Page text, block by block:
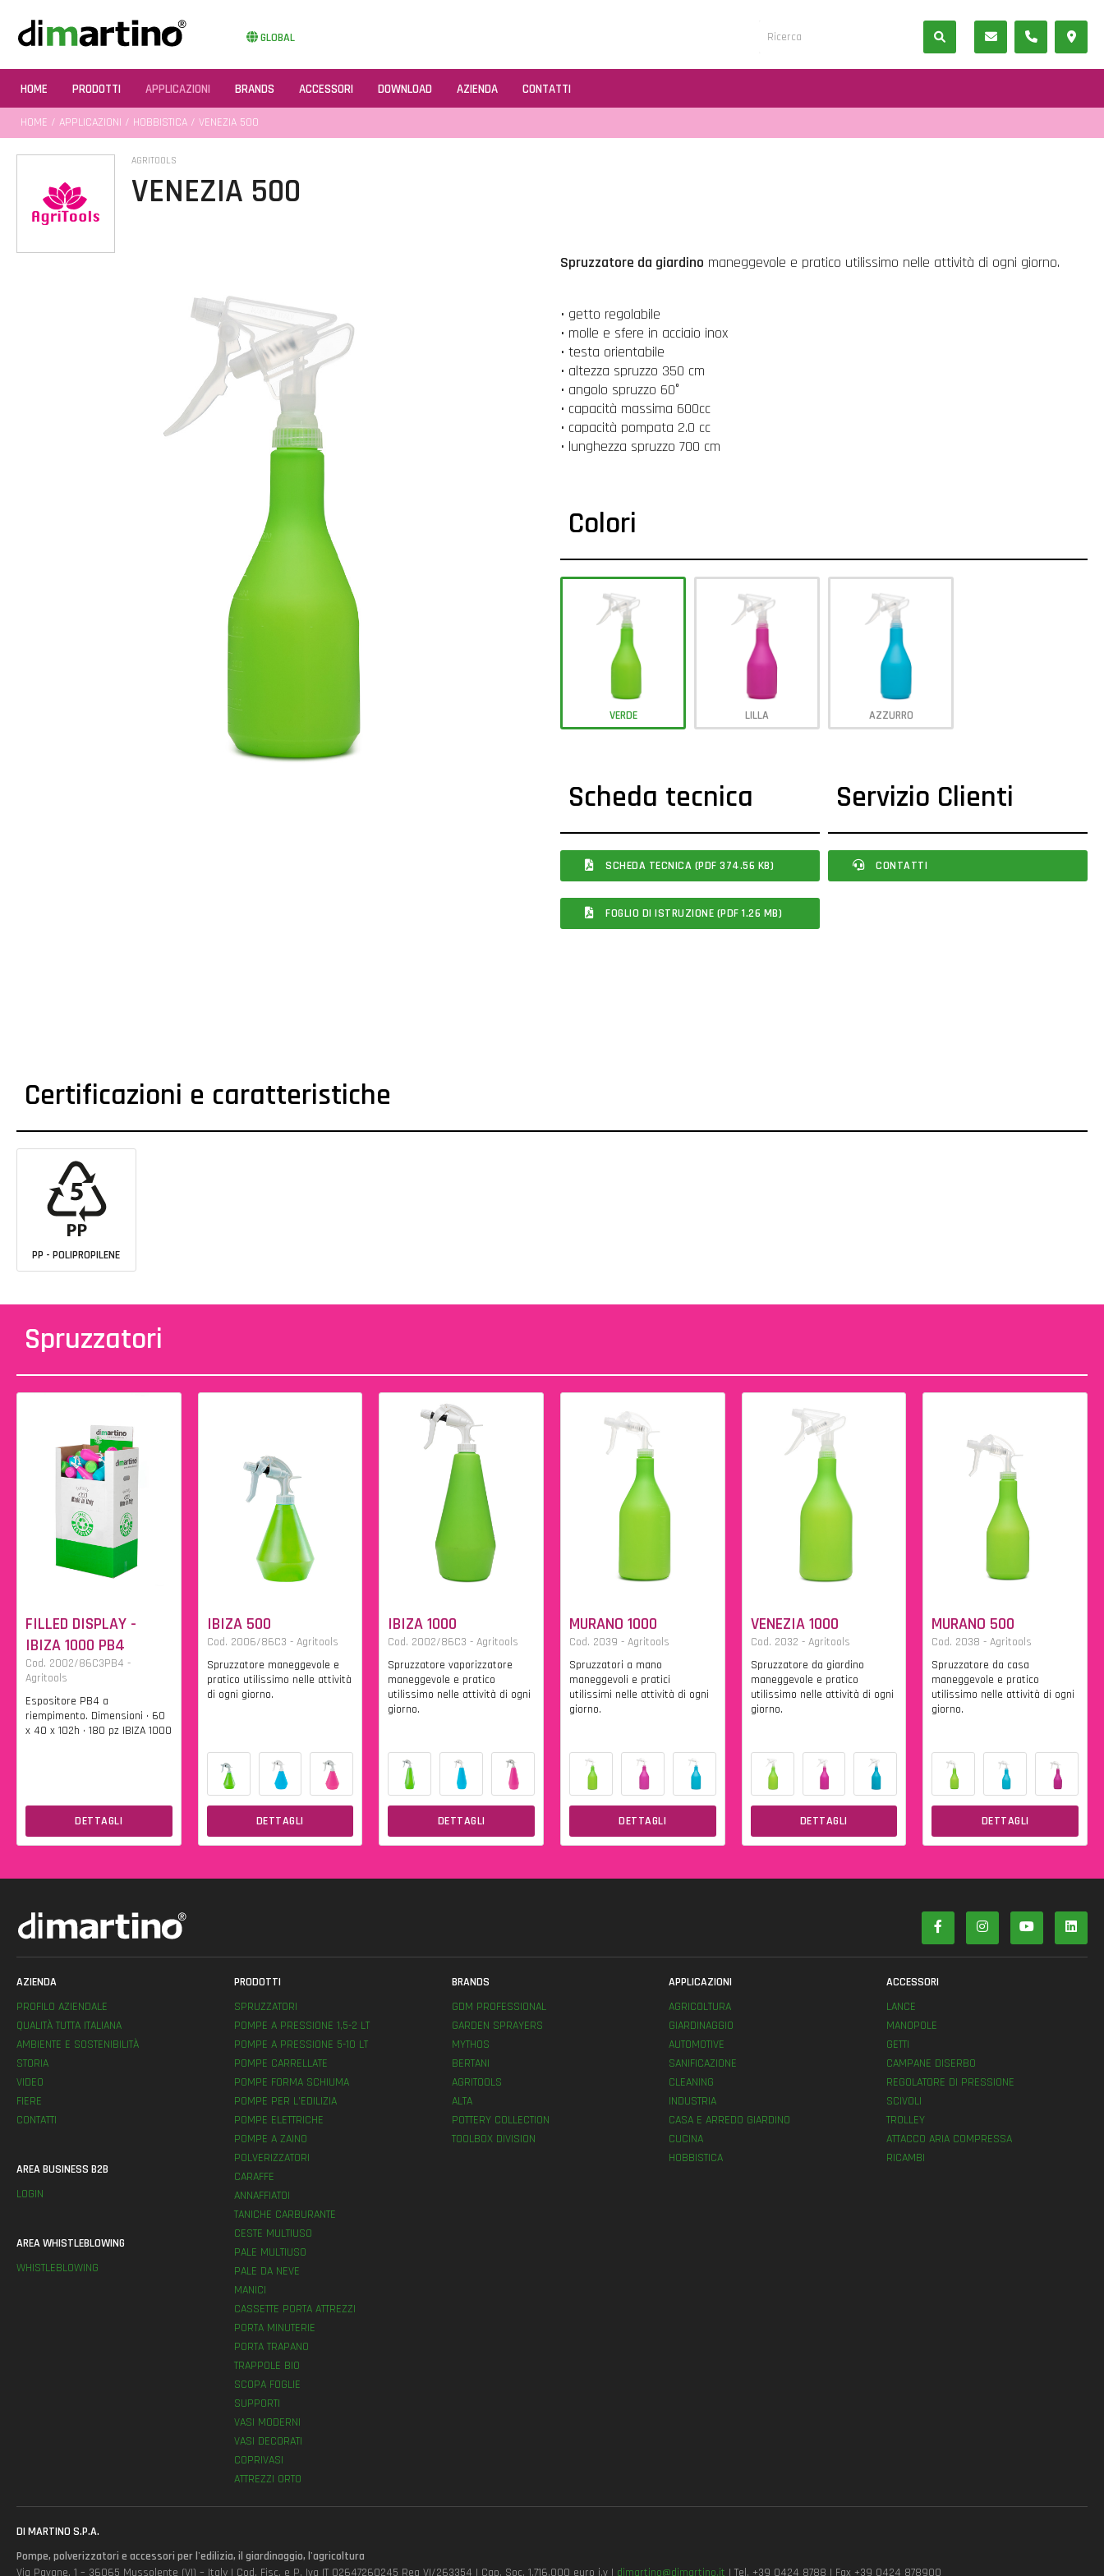
GLOBAL
HOME PRODOTTI APPLICAZIONI BRANDS ACCESSORI DOWNLOAD AZIENDA CONTATTI
HOME / APPLICAZIONI / HOBBISTICA / VENEZIA 500
AGRITOOLS
VENEZIA 500
Spruzzatore da giardino maneggevole e pratico utilissimo nelle attività di ogni giorno.
• getto regolabile
• molle e sfere in acciaio inox
• testa orientabile
• altezza spruzzo 350 cm
• angolo spruzzo 60°
• capacità massima 600cc
• capacità pompata 2.0 cc
• lunghezza spruzzo 700 cm
Colori
VERDE LILLA AZZURRO
Scheda tecnica
SCHEDA TECNICA (PDF 374.56 KB)
FOGLIO DI ISTRUZIONE (PDF 1.26 MB)
Servizio Clienti
CONTATTI
Certificazioni e caratteristiche
PP - POLIPROPILENE
Spruzzatori
FILLED DISPLAY -
IBIZA 1000 PB4
Cod. 2002/86C3PB4 -
Agritools
Espositore PB4 a
riempimento. Dimensioni • 60
x 40 x 102h • 180 pz IBIZA 1000
DETTAGLI
IBIZA 500
Cod. 2006/86C3 - Agritools
Spruzzatore maneggevole e
pratico utilissimo nelle attività
di ogni giorno.
DETTAGLI
IBIZA 1000
Cod. 2002/86C3 - Agritools
Spruzzatore vaporizzatore
maneggevole e pratico
utilissimo nelle attività di ogni
giorno.
DETTAGLI
MURANO 1000
Cod. 2039 - Agritools
Spruzzatori a mano
maneggevoli e pratici
utilissimi nelle attività di ogni
giorno.
DETTAGLI
VENEZIA 1000
Cod. 2032 - Agritools
Spruzzatore da giardino
maneggevole e pratico
utilissimo nelle attività di ogni
giorno.
DETTAGLI
MURANO 500
Cod. 2038 - Agritools
Spruzzatore da casa
maneggevole e pratico
utilissimo nelle attività di ogni
giorno.
DETTAGLI
AZIENDA
PROFILO AZIENDALE
QUALITÀ TUTTA ITALIANA
AMBIENTE E SOSTENIBILITÀ
STORIA
VIDEO
FIERE
CONTATTI
AREA BUSINESS B2B
LOGIN
AREA WHISTLEBLOWING
WHISTLEBLOWING
PRODOTTI
SPRUZZATORI
POMPE A PRESSIONE 1,5-2 LT
POMPE A PRESSIONE 5-10 LT
POMPE CARRELLATE
POMPE FORMA SCHIUMA
POMPE PER L’EDILIZIA
POMPE ELETTRICHE
POMPE A ZAINO
POLVERIZZATORI
CARAFFE
ANNAFFIATOI
TANICHE CARBURANTE
CESTE MULTIUSO
PALE MULTIUSO
PALE DA NEVE
MANICI
CASSETTE PORTA ATTREZZI
PORTA MINUTERIE
PORTA TRAPANO
TRAPPOLE BIO
SCOPA FOGLIE
SUPPORTI
VASI MODERNI
VASI DECORATI
COPRIVASI
ATTREZZI ORTO
BRANDS
GDM PROFESSIONAL
GARDEN SPRAYERS
MYTHOS
BERTANI
AGRITOOLS
ALTA
POTTERY COLLECTION
TOOLBOX DIVISION
APPLICAZIONI
AGRICOLTURA
GIARDINAGGIO
AUTOMOTIVE
SANIFICAZIONE
CLEANING
INDUSTRIA
CASA E ARREDO GIARDINO
CUCINA
HOBBISTICA
ACCESSORI
LANCE
MANOPOLE
GETTI
CAMPANE DISERBO
REGOLATORE DI PRESSIONE
SCIVOLI
TROLLEY
ATTACCO ARIA COMPRESSA
RICAMBI
DI MARTINO S.P.A.
Pompe, polverizzatori e accessori per l'edilizia, il giardinaggio, l'agricoltura
Via Pavane, 1 – 36065 Mussolente (VI) – Italy | Cod. Fisc. e P. Iva IT 02647260245 Rea VI/263354 | Cap. Soc. 1.716.000 euro i.v | dimartino@dimartino.it | Tel. +39 0424 8788 | Fax +39 0424 878900